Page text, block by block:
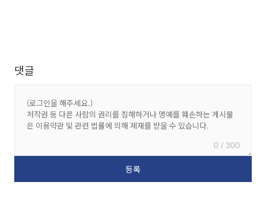
댓글
0 / 300